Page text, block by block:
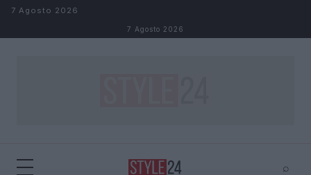
Salta al contenuto
7 Agosto 2026
7 Agosto 2026
⌕